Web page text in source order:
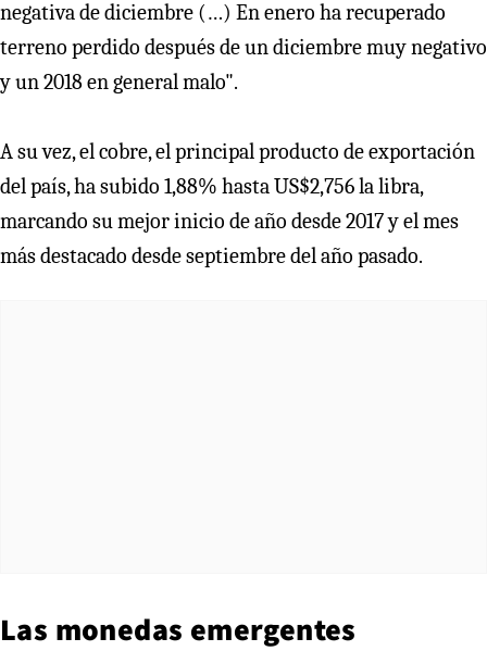
negativa de diciembre (…) En enero ha recuperado
terreno perdido después de un diciembre muy negativo
y un 2018 en general malo".
A su vez, el cobre, el principal producto de exportación
del país, ha subido 1,88% hasta US$2,756 la libra,
marcando su mejor inicio de año desde 2017 y el mes
más destacado desde septiembre del año pasado.
Las monedas emergentes